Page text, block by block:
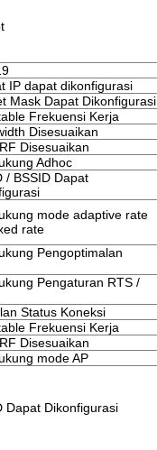
IP dapat dikonfigurasi
Mask Dapat Dikonfigurasi
Frekuensi Kerja
Disesuaikan
Disesuaikan
Adhoc
/ BSSID Dapat
mode adaptive rate
rate
Pengoptimalan
Pengaturan RTS /
Status Koneksi
Frekuensi Kerja
Disesuaikan
mode AP
Dapat Dikonfigurasi